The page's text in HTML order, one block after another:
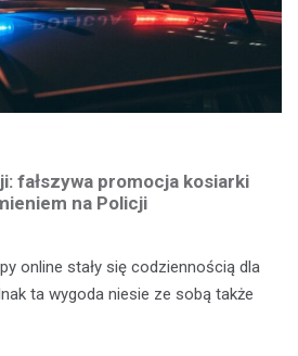
fałszywa promocja kosiarki
na Policji
online stały się codziennością dla
ta wygoda niesie ze sobą także